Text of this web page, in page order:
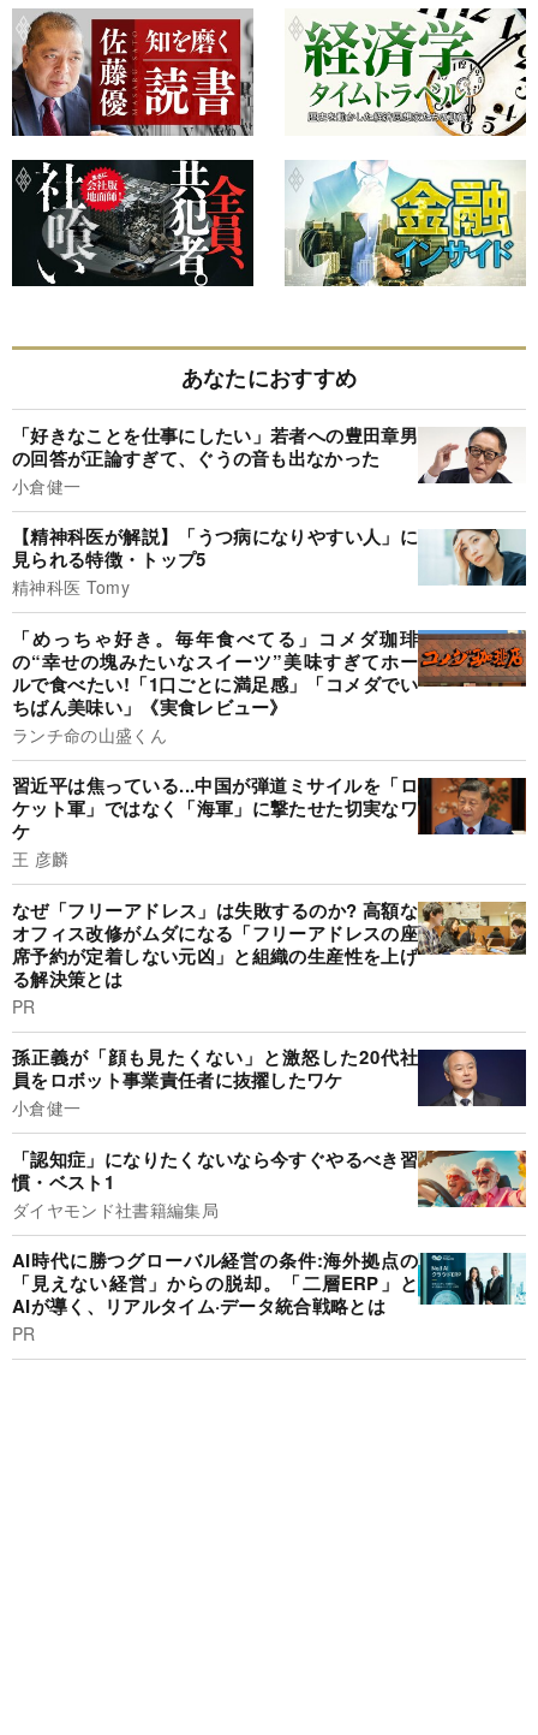
あなたにおすすめ
「好きなことを仕事にしたい」若者への豊田章男
の回答が正論すぎて、ぐうの音も出なかった
小倉健一
【精神科医が解説】「うつ病になりやすい人」に
見られる特徴・トップ5
精神科医 Tomy
「めっちゃ好き。毎年食べてる」コメダ珈琲
の“幸せの塊みたいなスイーツ”美味すぎてホー
ルで食べたい!「1口ごとに満足感」「コメダでい
ちばん美味い」《実食レビュー》
ランチ命の山盛くん
習近平は焦っている...中国が弾道ミサイルを「ロ
ケット軍」ではなく「海軍」に撃たせた切実なワ
ケ
王 彦麟
なぜ「フリーアドレス」は失敗するのか? 高額な
オフィス改修がムダになる「フリーアドレスの座
席予約が定着しない元凶」と組織の生産性を上げ
る解決策とは
PR
孫正義が「顔も見たくない」と激怒した20代社
員をロボット事業責任者に抜擢したワケ
小倉健一
「認知症」になりたくないなら今すぐやるべき習
慣・ベスト1
ダイヤモンド社書籍編集局
AI時代に勝つグローバル経営の条件:海外拠点の
「見えない経営」からの脱却。「二層ERP」と
AIが導く、リアルタイム·データ統合戦略とは
PR